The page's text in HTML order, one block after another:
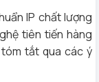
IP chất lượng
tiên tiến hàng
tắt qua các ý